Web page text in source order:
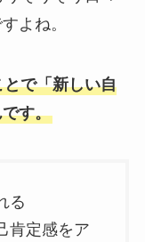
よね。
で「新しい自
す。
る
肯定感をア